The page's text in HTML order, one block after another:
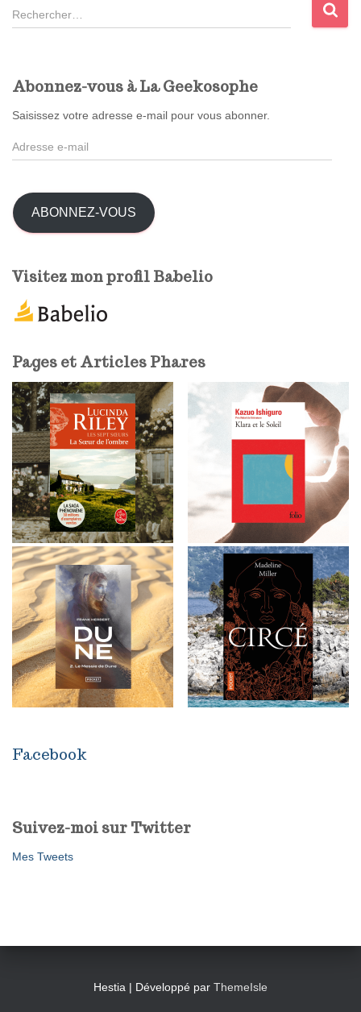
publications
R
e
r
c
e
:
Abonnez-vous à La Geekosophe
Saisissez votre adresse e-mail pour vous abonner.
A
d
s
s
a
l
ABONNEZ-VOUS
Visitez mon profil Babelio
Pages et Articles Phares
Facebook
Suivez-moi sur Twitter
Mes Tweets
Hestia | Développé par ThemeIsle